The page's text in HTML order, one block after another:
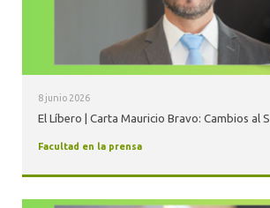
8 junio 2026
El Líbero | Carta Mauricio Bravo: Cambios al
Facultad en la prensa